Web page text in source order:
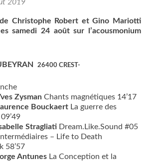
2019
Christophe Robert et Gino Mariotti
samedi 24 août sur l’acousmonium
26400 CREST-
Zysman Chants magnétiques 14’17
Bouckaert La guerre des
Stragliati Dream.Like.Sound #05
– Life to Death
58’57
Antunes La Conception et la